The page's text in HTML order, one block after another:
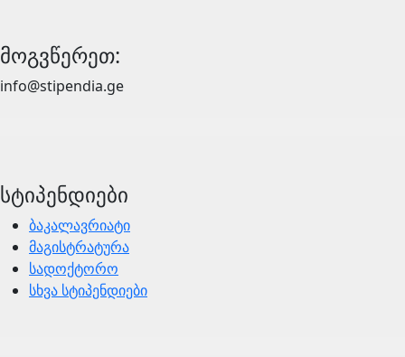
მოგვწერეთ:
info@stipendia.ge
სტიპენდიები
ბაკალავრიატი
მაგისტრატურა
სადოქტორო
სხვა სტიპენდიები